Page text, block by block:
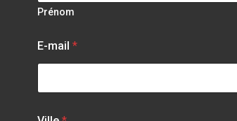
Prénom
E-mail *